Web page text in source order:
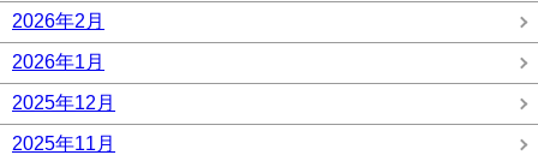
2026年2月
2026年1月
2025年12月
2025年11月